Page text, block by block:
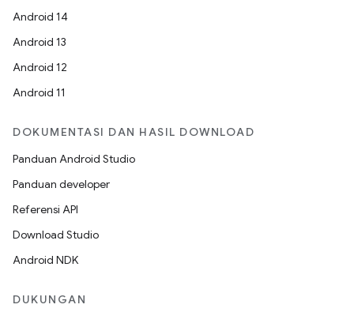
Android 14
Android 13
Android 12
Android 11
DOKUMENTASI DAN HASIL DOWNLOAD
Panduan Android Studio
Panduan developer
Referensi API
Download Studio
Android NDK
DUKUNGAN